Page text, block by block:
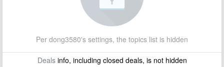
Per dong3580's settings, the topics list is hidden
Dealsinfo, including closed deals, is not hidden